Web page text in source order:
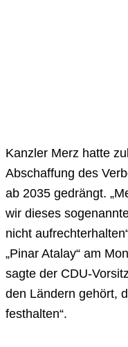
Kanzler Merz hatte
Abschaffung des
ab 2035 gedrängt.
wir dieses
nicht
„Pinar Atalay“ am
sagte der CDU-
den Ländern gehört,
festhalten“.